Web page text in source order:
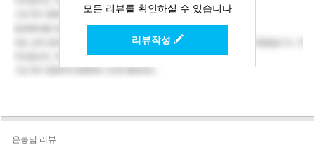
모든 리뷰를 확인하실 수 있습니다
리뷰작성
은봉님 리뷰